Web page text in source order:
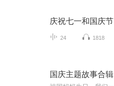
庆祝七一和国庆节
24 1818
国庆主题故事合辑